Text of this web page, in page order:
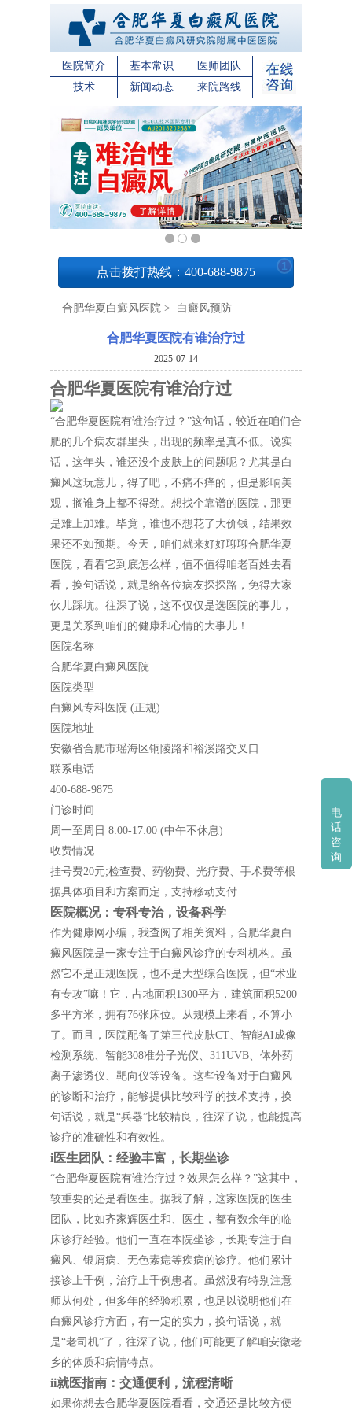
医院简介 基本常识
医师团队
技术
新闻动态 来院路线
点击拨打热线：400-688-9875 1
合肥华夏白癜风医院 > 白癜风预防
合肥华夏医院有谁治疗过
2025-07-14
合肥华夏医院有谁治疗过
“合肥华夏医院有谁治疗过？”这句话，较近在咱们合
肥的几个病友群里头，出现的频率是真不低。说实
话，这年头，谁还没个皮肤上的问题呢？尤其是白
癜风这玩意儿，得了吧，不痛不痒的，但是影响美
观，搁谁身上都不得劲。想找个靠谱的医院，那更
是难上加难。毕竟，谁也不想花了大价钱，结果效
果还不如预期。今天，咱们就来好好聊聊合肥华夏
医院，看看它到底怎么样，值不值得咱老百姓去看
看，换句话说，就是给各位病友探探路，免得大家
伙儿踩坑。往深了说，这不仅仅是选医院的事儿，
更是关系到咱们的健康和心情的大事儿！
医院名称
合肥华夏白癜风医院
医院类型
白癜风专科医院 (正规)
医院地址
安徽省合肥市瑶海区铜陵路和裕溪路交叉口
联系电话
400-688-9875
门诊时间
周一至周日 8:00-17:00 (中午不休息)
收费情况
挂号费20元;检查费、药物费、光疗费、手术费等根
据具体项目和方案而定，支持移动支付
医院概况：专科专治，设备科学
作为健康网小编，我查阅了相关资料，合肥华夏白
癜风医院是一家专注于白癜风诊疗的专科机构。虽
然它不是正规医院，也不是大型综合医院，但“术业
有专攻”嘛！它，占地面积1300平方，建筑面积5200
多平方米，拥有76张床位。从规模上来看，不算小
了。而且，医院配备了第三代皮肤CT、智能AI成像
检测系统、智能308准分子光仪、311UVB、体外药
离子渗透仪、靶向仪等设备。这些设备对于白癜风
的诊断和治疗，能够提供比较科学的技术支持，换
句话说，就是“兵器”比较精良，往深了说，也能提高
诊疗的准确性和有效性。
i医生团队：经验丰富，长期坐诊
“合肥华夏医院有谁治疗过？效果怎么样？”这其中，
较重要的还是看医生。据我了解，这家医院的医生
团队，比如齐家辉医生和、医生，都有数余年的临
床诊疗经验。他们一直在本院坐诊，长期专注于白
癜风、银屑病、无色素痣等疾病的诊疗。他们累计
接诊上千例，治疗上千例患者。虽然没有特别注意
师从何处，但多年的经验积累，也足以说明他们在
白癜风诊疗方面，有一定的实力，换句话说，就
是“老司机”了，往深了说，他们可能更了解咱安徽老
乡的体质和病情特点。
ii就医指南：交通便利，流程清晰
如果你想去合肥华夏医院看看，交通还是比较方便
电
话
咨
询